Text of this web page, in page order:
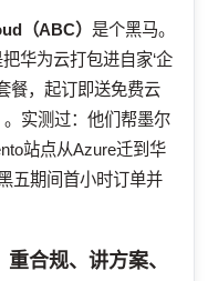
（ABC） 是个黑马。
华为云打包进自家‘企
餐，起订即送免费云
实测过：他们帮墨尔
站点从Azure迁到华
五期间首小时订单并
合规、讲方案、